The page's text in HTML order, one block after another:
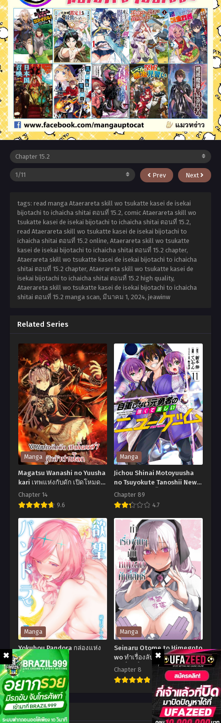
Prev Next
tags: read manga Ataerareta skill wo tsukatte kasei de isekai
bijotachi to ichaicha shitai ตอนที่ 15.2, comic Ataerareta skill wo
tsukatte kasei de isekai bijotachi to ichaicha shitai ตอนที่ 15.2,
read Ataerareta skill wo tsukatte kasei de isekai bijotachi to
ichaicha shitai ตอนที่ 15.2 online, Ataerareta skill wo tsukatte
kasei de isekai bijotachi to ichaicha shitai ตอนที่ 15.2 chapter,
Ataerareta skill wo tsukatte kasei de isekai bijotachi to ichaicha
shitai ตอนที่ 15.2 chapter, Ataerareta skill wo tsukatte kasei de
isekai bijotachi to ichaicha shitai ตอนที่ 15.2 high quality,
Ataerareta skill wo tsukatte kasei de isekai bijotachi to ichaicha
shitai ตอนที่ 15.2 manga scan, มีนาคม 1, 2024, jeawinw
Related Series
Manga
Magatsu Wanashi no Yuusha
kari เทพแห่งกับดัก เปิดโหมด
ล่าผู้กล้าต่างโลก
Chapter 14
9.6
Magatsu
Wanashi
no
Yuusha
kari
เทพ
แห่ง
กับ
ดัก
เปิด
โหมด
ล่า
ผู้
กล้า
ต่าง
Manga
Jichou Shinai Motoyuusha
no Tsuyokute Tanoshii New
Game ไม่อดกลั้นอีกต่อไปแล้ว
โว้ย! อดีตผู้กล้าสุดแกร่งจะขอ
สนุกไปกับการเริ่มต้นเกมส์ใหม่
Chapter 89
4.7
Jichou
Shinai
Motoyuusha
no
Tsuyokute
Tanoshii
New
Game
ไม่
อด
กลั้น
อีก
ต่อ
Manga
Yokubou Pandora กล่องแห่ง
ความปราถนา
Chapter 12
7
Yokubou
Pandora
Manga
Seinaru Otome to Himegoto
wo ทำเรื่องลับๆ กับหญิงสาว
ศักดิ์สิทธิ์
Chapter 8
Comment